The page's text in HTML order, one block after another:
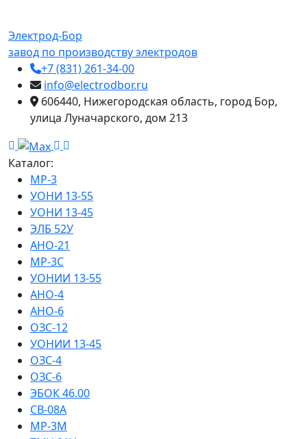
Электрод-Бор
завод по производству электродов
+7 (831) 261-34-00
info@electrodbor.ru
606440, Нижегородская область, город Бор,
улица Луначарского, дом 213
Каталог:
МР-3
УОНИ 13-55
УОНИ 13-45
ЭЛБ 52У
АНО-21
МР-3С
УОНИИ 13-55
АНО-4
АНО-6
ОЗС-12
УОНИИ 13-45
ОЗС-4
ОЗС-6
ЭБОК 46.00
СВ-08А
МР-3М